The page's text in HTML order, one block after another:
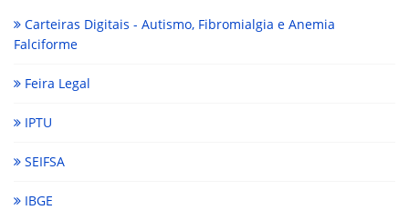
Carteiras Digitais - Autismo, Fibromialgia e Anemia
Falciforme
Feira Legal
IPTU
SEIFSA
IBGE